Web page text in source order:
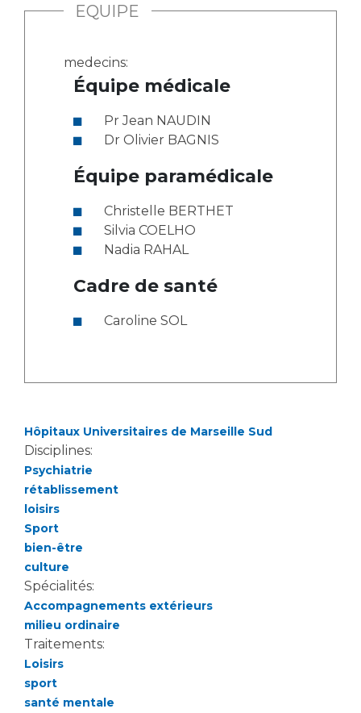
EQUIPE
medecins:
Équipe médicale
Pr Jean NAUDIN
Dr Olivier BAGNIS
Équipe paramédicale
Christelle BERTHET
Silvia COELHO
Nadia RAHAL
Cadre de santé
Caroline SOL
Hôpitaux Universitaires de Marseille Sud
Disciplines:
Psychiatrie
rétablissement
loisirs
Sport
bien-être
culture
Spécialités:
Accompagnements extérieurs
milieu ordinaire
Traitements:
Loisirs
sport
santé mentale